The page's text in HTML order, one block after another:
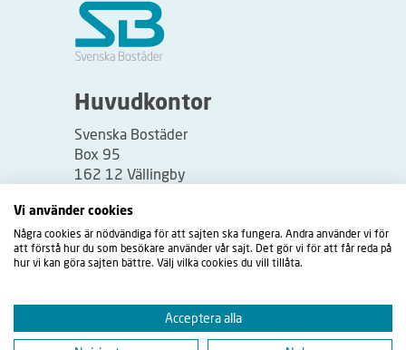
Huvudkontor
Svenska Bostäder
Box 95
162 12 Vällingby
Besöksadress:
Vällingbyplan 2
Vi använder cookies
Några cookies är nödvändiga för att sajten ska fungera. Andra använder vi för
att förstå hur du som besökare använder vår sajt. Det gör vi för att får reda på
hur vi kan göra sajten bättre. Välj vilka cookies du vill tillåta.
Acceptera alla